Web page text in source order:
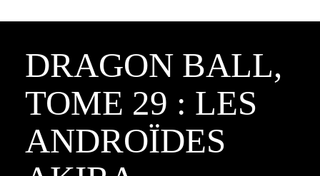
DRAGON BALL,
TOME 29 : LES
ANDROÏDES